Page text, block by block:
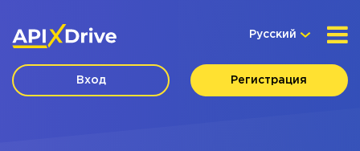
Русский
Вход Регистрация